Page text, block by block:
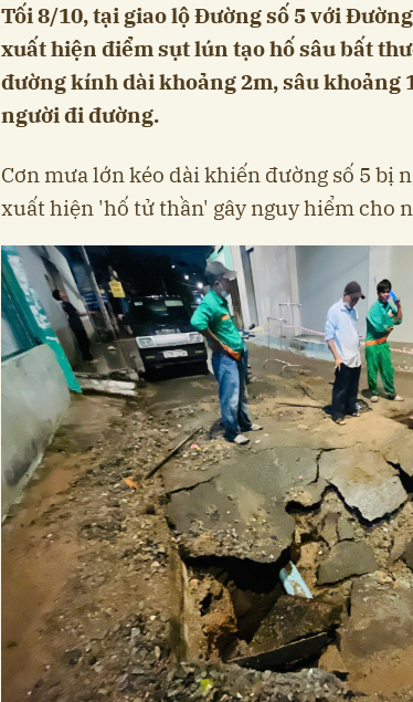
Tối 8/10, tại giao lộ Đường số 5 với
xuất hiện điểm sụt lún tạo hố sâu bất
đường kính dài khoảng 2m, sâu khoảng
người đi đường.
Cơn mưa lớn kéo dài khiến đường số 5 bị
xuất hiện 'hố tử thần' gây nguy hiểm cho